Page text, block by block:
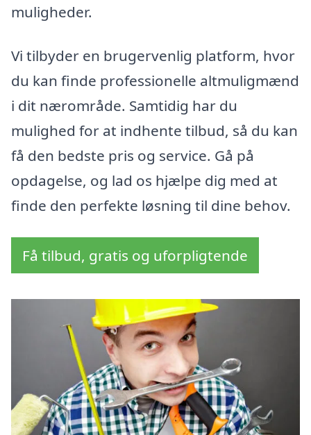
muligheder.
Vi tilbyder en brugervenlig platform, hvor
du kan finde professionelle altmuligmænd
i dit nærområde. Samtidig har du
mulighed for at indhente tilbud, så du kan
få den bedste pris og service. Gå på
opdagelse, og lad os hjælpe dig med at
finde den perfekte løsning til dine behov.
Få tilbud, gratis og uforpligtende